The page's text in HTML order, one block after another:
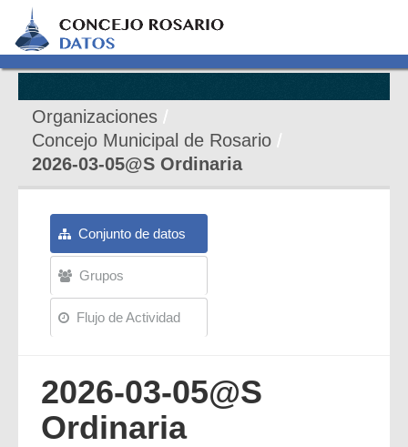
Organizaciones
Concejo Municipal de Rosario
2026-03-05@S Ordinaria
Conjunto de datos
Grupos
Flujo de Actividad
2026-03-05@S
Ordinaria